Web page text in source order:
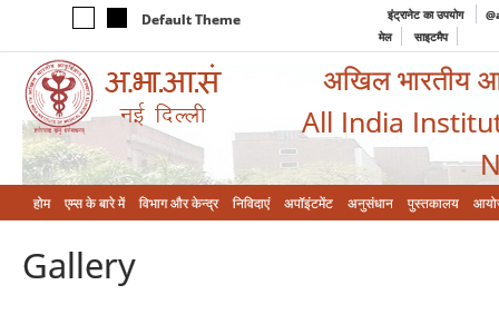
Default Theme इंट्रानेट का उपयोग
मेल
साइटमैप
अखिल भारतीय
All India
होम एम्‍स के बारे में विभाग और केन्‍द्र निविदाएं अपॉइंटमेंट अनुसंधान पुस्तकालय
Gallery